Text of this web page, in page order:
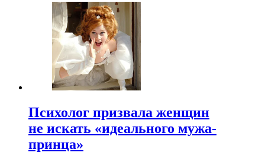
Психолог призвала женщин
не искать «идеального мужа-
принца»